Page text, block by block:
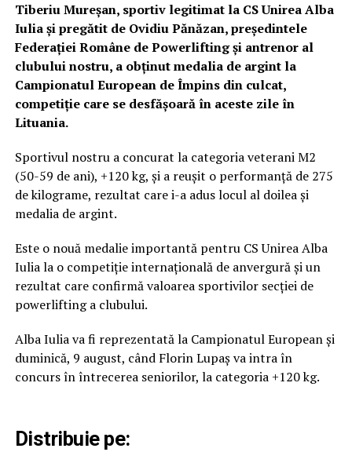
Tiberiu Mureșan, sportiv legitimat la CS Unirea Alba
Iulia și pregătit de Ovidiu Pănăzan, președintele
Federației Române de Powerlifting și antrenor al
clubului nostru, a obținut medalia de argint la
Campionatul European de Împins din culcat,
competiție care se desfășoară în aceste zile în
Lituania.
Sportivul nostru a concurat la categoria veterani M2
(50-59 de ani), +120 kg, și a reușit o performanță de 275
de kilograme, rezultat care i-a adus locul al doilea și
medalia de argint.
Este o nouă medalie importantă pentru CS Unirea Alba
Iulia la o competiție internațională de anvergură și un
rezultat care confirmă valoarea sportivilor secției de
powerlifting a clubului.
Alba Iulia va fi reprezentată la Campionatul European și
duminică, 9 august, când Florin Lupaș va intra în
concurs în întrecerea seniorilor, la categoria +120 kg.
Distribuie pe: